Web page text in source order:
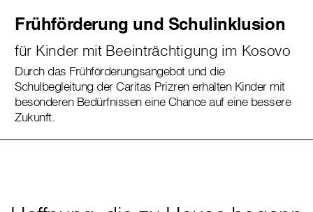
Frühförderung und Schulinklusion
für Kinder mit Beeinträchtigung im Kosovo
Durch das Frühförderungsangebot und die
Schulbegleitung der Caritas Prizren erhalten Kinder mit
besonderen Bedürfnissen eine Chance auf eine bessere
Zukunft.